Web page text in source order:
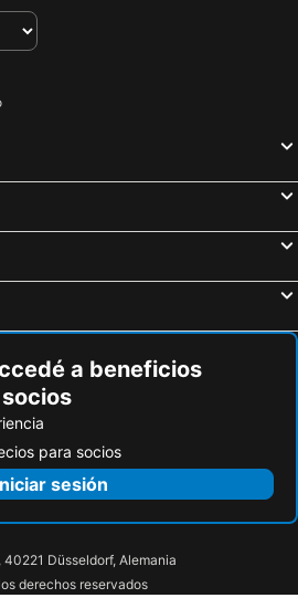
a beneficios
para socios
sesión
40221 Düsseldorf, Alemania
derechos reservados